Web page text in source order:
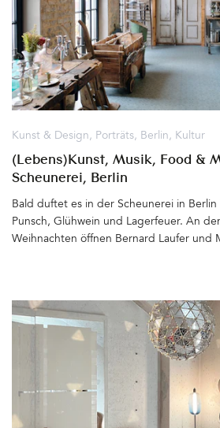
uns den Zutritt. »It's closed«. Wir sind
spät und wahnsinnig enttäuscht.
Mann an und sagt, er würde uns gerne
genau wir denn wollten? »Zu David
einem Mund. »I am David Pompa. Nice
follow me«&hellip
Kunst & Design, Porträts, Berlin, Kultur
(Lebens)Kunst, Musik, Food &
Scheunerei, Berlin
Bald duftet es in der Scheunerei in
Punsch, Glühwein und Lagerfeuer. An
Weihnachten öffnen Bernard Laufer und
nehmen und einfach nur zu genießen.
zu fühlen und zu erleben. Bernard und
an ihrem Familienprojekt teilhaben. Seit
mit ihren mittlerweile erwachsenen
der Stadt in einem ehemaligen
der Scheunerei etwas ganz Großes.
kann, wenn viel Liebe, Offen- und